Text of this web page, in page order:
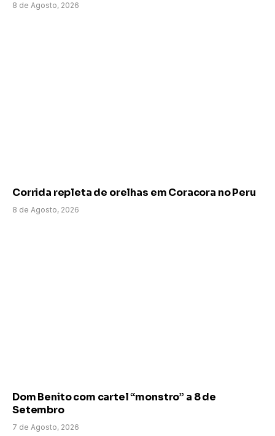
8 de Agosto, 2026
Corrida repleta de orelhas em Coracora no Peru
8 de Agosto, 2026
Dom Benito com cartel “monstro” a 8 de
Setembro
7 de Agosto, 2026